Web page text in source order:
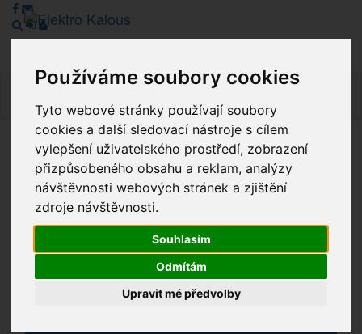
Používáme soubory cookies
Tyto webové stránky používají soubory
cookies a další sledovací nástroje s cílem
vylepšení uživatelského prostředí, zobrazení
přizpůsobeného obsahu a reklam, analýzy
návštěvnosti webových stránek a zjištění
zdroje návštěvnosti.
Souhlasím
Odmítám
Upravit mé předvolby
Vážení zákazníci, v tuto chvíli je Náš internetový obchod v
režimu Katalogu. Objednávky on-line nyní nelze vyřídit.
Děkujeme za pochopení.
Výprodej